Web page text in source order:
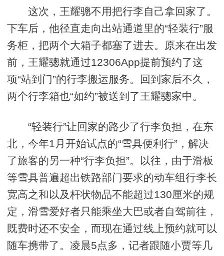
这次，王耀骢不用把行李自己拿回家了。
下车后，他径直走向出站通道里的“轻装行”服
务柜，把两个大箱子都塞了进去。原来在出发
前，王耀骢就通过12306App提前预约了这
项“站到门”的行李搬运服务。回到家后不久，
两个行李箱也“如约”被送到了王耀骢家中。
“轻装行”让回家的路少了行李负担，在东
北，今年1月开始试点的“雪具便利行”，解决
了旅客的另一种“行李负担”。以往，由于滑板
等雪具普遍超出铁路部门要求的动车组行李长
宽高之和以及杆状物品不能超过130厘米的规
定，滑雪爱好者只能乘坐大巴或者自驾前往，
既费时还不安全，而现在通过线上预约就可以
随车携带了。凌晨5点多，记者跟随小贾等几